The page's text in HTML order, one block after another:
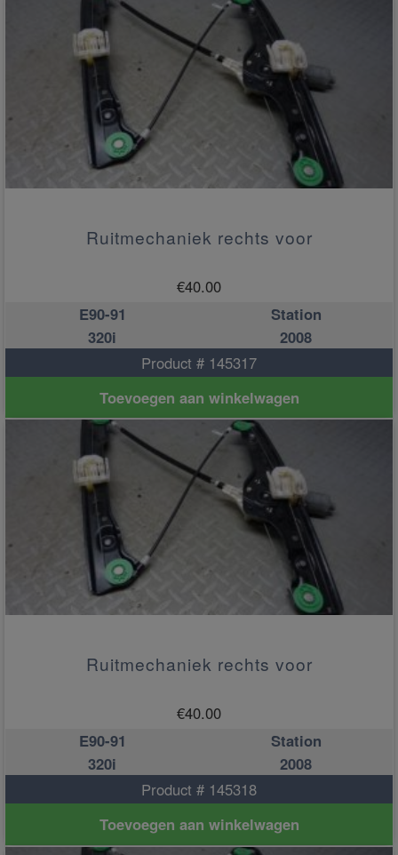
Ruitmechaniek rechts voor
€40.00
E90-91
Station
320i
2008
Product # 145317
Toevoegen aan winkelwagen
Ruitmechaniek rechts voor
€40.00
E90-91
Station
320i
2008
Product # 145318
Toevoegen aan winkelwagen